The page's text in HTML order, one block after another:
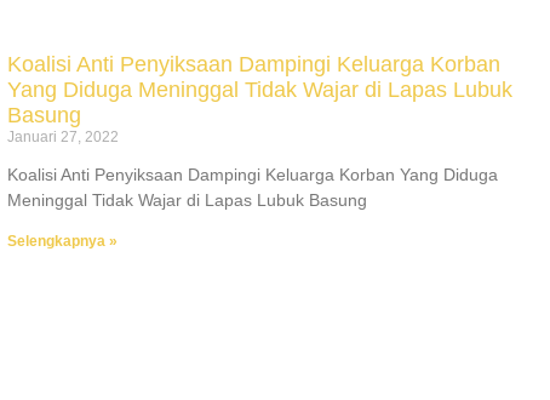
Koalisi Anti Penyiksaan Dampingi Keluarga Korban
Yang Diduga Meninggal Tidak Wajar di Lapas Lubuk
Basung
Januari 27, 2022
Koalisi Anti Penyiksaan Dampingi Keluarga Korban Yang Diduga
Meninggal Tidak Wajar di Lapas Lubuk Basung
Selengkapnya »